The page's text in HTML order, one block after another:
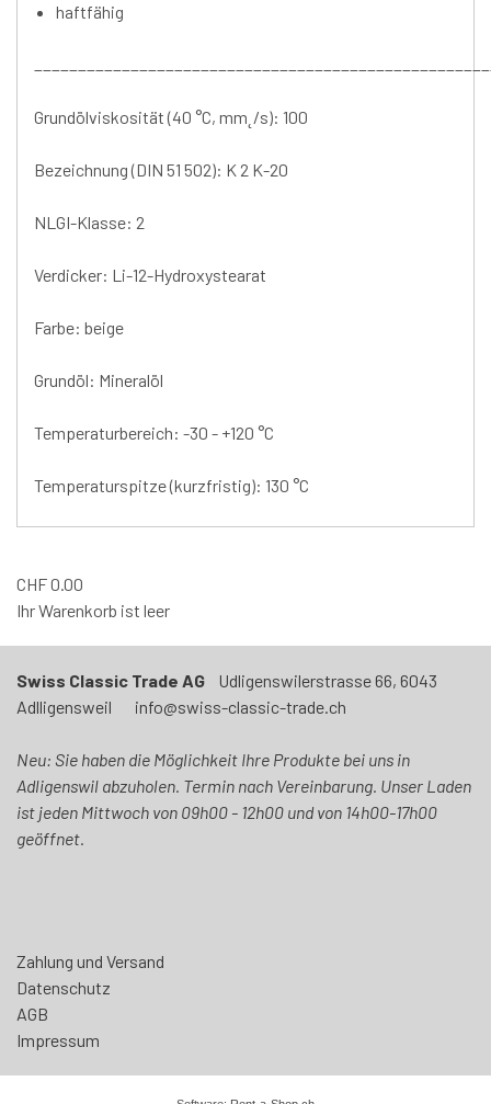
haftfähig
Grundölviskosität (40 °C, mm˛/s): 100
Bezeichnung (DIN 51 502): K 2 K-20
NLGI-Klasse: 2
Verdicker: Li-12-Hydroxystearat
Farbe: beige
Grundöl: Mineralöl
Temperaturbereich: -30 - +120 °C
Temperaturspitze (kurzfristig): 130 °C
CHF0.00
Ihr Warenkorb ist leer
Swiss Classic Trade AG Udligenswilerstrasse 66, 6043
Adlligensweil info@swiss-classic-trade.ch
Neu: Sie haben die Möglichkeit Ihre Produkte bei uns in
Adligenswil abzuholen. Termin nach Vereinbarung. Unser Laden
ist jeden Mittwoch von 09h00 - 12h00 und von 14h00-17h00
geöffnet.
Zahlung und Versand
Datenschutz
AGB
Impressum